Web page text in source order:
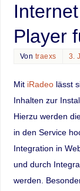
Player
Von traexs 3.
Mit iRadeolässt
Inhalten zur
Hierzu werden
in den Service
Integration in
und durch
werden.